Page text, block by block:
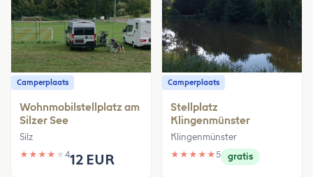
Camperplaats
Wohnmobilstellplatz am
Silzer See
Silz
★ ★ ★ ★ ★ 412 EUR
Camperplaats
Stellplatz
Klingenmünster
Klingenmünster
★ ★ ★ ★ ★5 gratis